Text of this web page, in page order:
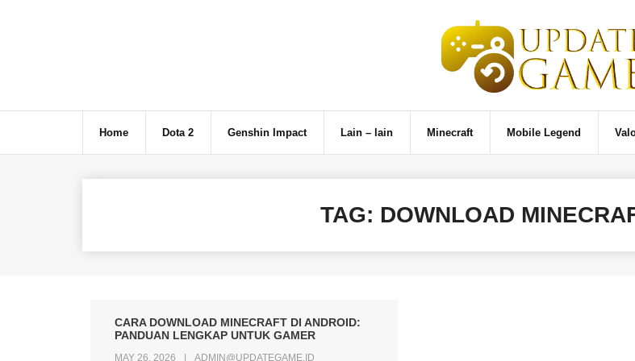
Home Dota 2 Genshin Impact Lain – lain Minecraft Mobile Legend
TAG: DOWNLOAD
CARA DOWNLOAD MINECRAFT DI ANDROID:
PANDUAN LENGKAP UNTUK GAMER
MAY 26, 2026 ADMIN@UPDATEGAME.ID